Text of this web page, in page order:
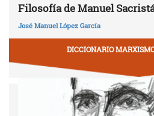
Filosofía de Manuel
José Manuel López García
DICCIONARIO